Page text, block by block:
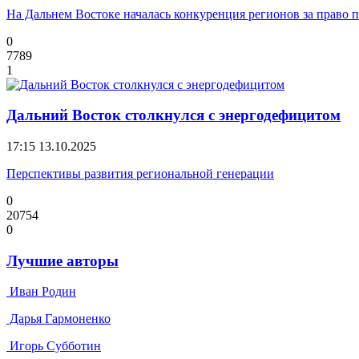
На Дальнем Востоке началась конкуренция регионов за право
0
7789
1
Дальний Восток столкнулся с энергодефицитом
17:15 13.10.2025
Перспективы развития региональной генерации
0
20754
0
Лучшие авторы
Иван Родин
Дарья Гармоненко
Игорь Субботин